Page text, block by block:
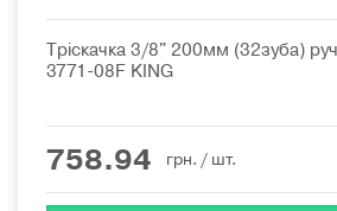
Тріскачка 3/8" 200мм (32зуба)
3771-08F KING
758.94 грн. / шт.